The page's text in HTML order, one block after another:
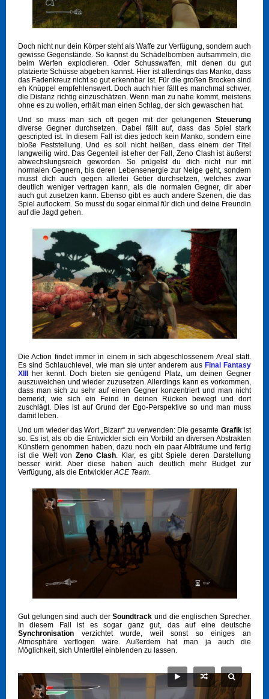
Doch nicht nur dein Körper steht als Waffe zur Verfügung, sondern auch
gewisse Gegenstände. So kannst du Schädelbomben aufsammeln, die
beim Werfen explodieren. Oder Schusswaffen, mit denen du gut
platzierte Schüsse abgeben kannst. Hier ist allerdings das Manko, dass
das Fadenkreuz nicht so gut erkennbar ist. Für die großen Brocken sind
eh Knüppel empfehlenswert. Doch auch hier fällt es manchmal schwer,
die Distanz richtig einzuschätzen. Wenn man zu nahe kommt, meistens
ohne es zu wollen, erhält man einen Schlag, der sich gewaschen hat.
Und so muss man sich oft gegen mit der gelungenen Steuerung
diverse Gegner durchsetzen. Dabei fällt auf, dass das Spiel stark
gescripted ist. In diesem Fall ist dies jedoch kein Manko, sondern eine
bloße Feststellung. Und es soll nicht heißen, dass einem der Titel
langweilig wird. Das Gegenteil ist eher der Fall, Zeno Clash ist äußerst
abwechslungsreich geworden. So prügelst du dich nicht nur mit
normalen Gegnern, bis deren Lebensenergie zur Neige geht, sondern
musst dich auch gegen allerlei Getier durchsetzen, welches zwar
deutlich weniger vertragen kann, als die normalen Gegner, dir aber
auch gut zusetzen kann. Ebenso gibt es auch andere Szenen, die das
Spiel auflockern. So musst du sogar einmal für dich und deine Freundin
auf die Jagd gehen.
Die Action findet immer in einem in sich abgeschlossenem Areal statt.
Es sind Schlauchlevel, wie man sie unter anderem aus Final Fantasy
XIII
her kennt. Doch bieten sie genügend Platz, um deinen Gegner
auszuweichen und wieder zuzusetzen. Allerdings kann es vorkommen,
dass man sich zu sehr auf einen Gegner konzentriert und man nicht
bemerkt, wie sich ein Feind in deinen Rücken bewegt und dort
zuschlägt. Dies ist auf Grund der Ego-Perspektive so und man muss
damit leben.
Und um wieder das Wort „Bizarr“ zu verwenden: Die gesamte Grafikist
so. Es ist, als ob die Entwickler sich ein Vorbild an diversen Abstrakten
Künstlern genommen haben, dazu noch ein paar Albträume und fertig
ist die Welt vonZeno Clash. Klar, es gibt Spiele deren Darstellung
besser wirkt. Aber diese haben auch deutlich mehr Budget zur
Verfügung, als die EntwicklerACE Team.
Gut gelungen sind auch derSoundtrack und die englischen Sprecher.
In diesem Fall ist es sogar ganz gut, das auf eine deutsche
Synchronisation verzichtet wurde, weil sonst so einiges an
Atmosphäre verflogen wäre. Außerdem hat man ja auch die
Möglichkeit, sich Untertitel einblenden zu lassen.